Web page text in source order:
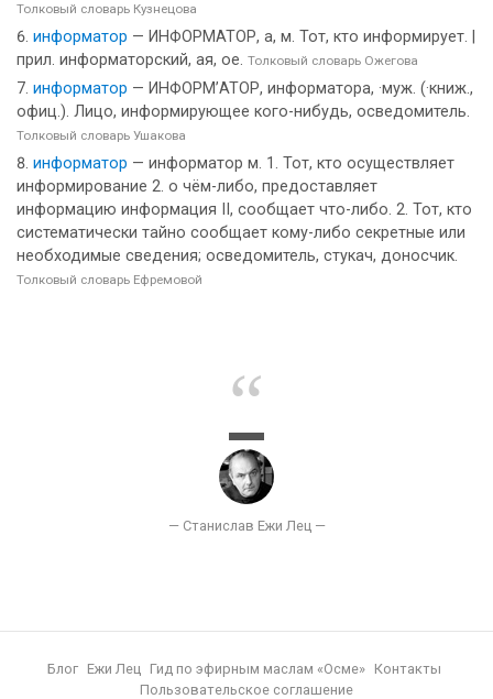
Толковый словарь Кузнецова
информатор — ИНФОРМАТОР, а, м. Тот, кто информирует. |
прил. информаторский, ая, ое. Толковый словарь Ожегова
информатор — ИНФОРМ’АТОР, информатора, ·муж. (·книж.,
офиц.). Лицо, информирующее кого-нибудь, осведомитель.
Толковый словарь Ушакова
информатор — информатор м. 1. Тот, кто осуществляет
информирование 2. о чём-либо, предоставляет
информацию информация II, сообщает что-либо. 2. Тот, кто
систематически тайно сообщает кому-либо секретные или
необходимые сведения; осведомитель, стукач, доносчик.
Толковый словарь Ефремовой
Блог Ежи Лец Гид по эфирным маслам «Осме»
Контакты
Пользовательское соглашение